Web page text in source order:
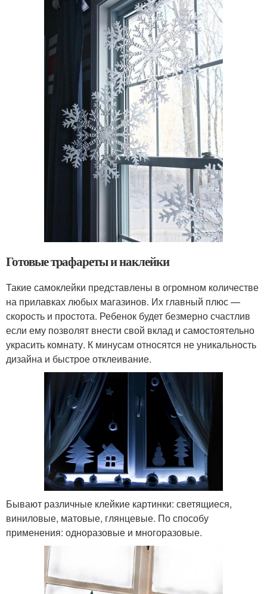
Готовые трафареты и наклейки
Такие самоклейки представлены в огромном количестве
на прилавках любых магазинов. Их главный плюс —
скорость и простота. Ребенок будет безмерно счастлив
если ему позволят внести свой вклад и самостоятельно
украсить комнату. К минусам относятся не уникальность
дизайна и быстрое отклеивание.
Бывают различные клейкие картинки: светящиеся,
виниловые, матовые, глянцевые. По способу
применения: одноразовые и многоразовые.